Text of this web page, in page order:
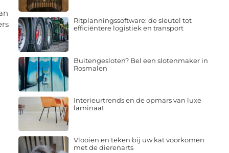
Ritplanningssoftware: de sleutel tot
efficiëntere logistiek en transport
Buitengesloten? Bel een slotenmaker in
Rosmalen
Interieurtrends en de opmars van luxe
laminaat
Vlooien en teken bij uw kat voorkomen
met de dierenarts